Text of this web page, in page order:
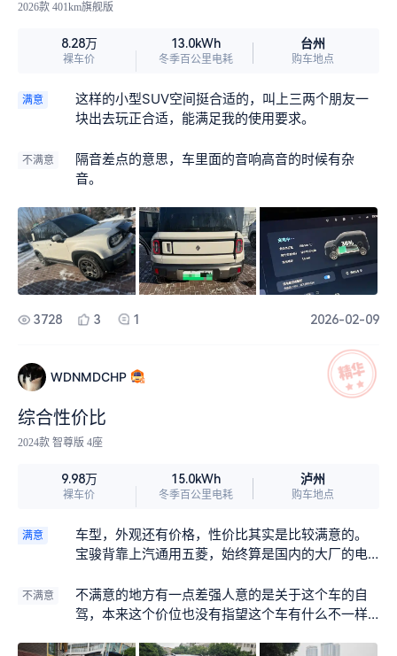
2026款 401km旗舰版
8.28万
裸车价
13.0kWh
冬季百公里电耗
台州
购车地点
满意
这样的小型SUV空间挺合适的，叫上三两个朋友一
块出去玩正合适，能满足我的使用要求。
不满意
隔音差点的意思，车里面的音响高音的时候有杂
音。
3728 3 1 2026-02-09
WDNMDCHP
综合性价比
2024款 智尊版 4座
9.98万
裸车价
15.0kWh
冬季百公里电耗
泸州
购车地点
满意
车型，外观还有价格，性价比其实是比较满意的。
宝骏背靠上汽通用五菱，始终算是国内的大厂的电
年了，没有出现任何的小毛病。这一点是非常的满
意的。
不满意
不满意的地方有一点差强人意的是关于这个车的自
驾，本来这个价位也没有指望这个车有什么不一样